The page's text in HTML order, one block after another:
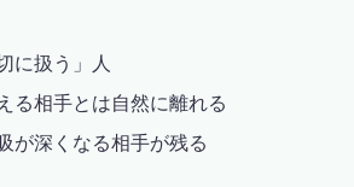
に扱う」人
る相手とは自然に離れる
が深くなる相手が残る